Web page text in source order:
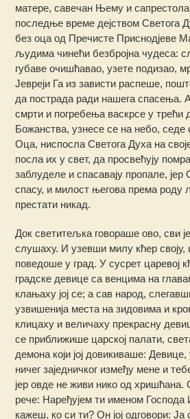
матере, савечан Њему и
последње време дејством Светога
без оца од Пречисте Приснодјеве
људима чинећи безбројна чудеса:
губаве очишћавао, узете подизао,
Јевреји Га из зависти распеше,
да пострада ради нашега спасења.
смрти и погребења васкрсе у трећи
Божанства, узнесе се на небо, седе
Оца, ниспосла Светога Духа на
посла их у свет, да просвећују
заблуделе и спаcавају пропале,
спасу, и милост његова према роду
престати никад.
Док светитељка говораше ово, сви
слушаху. И узевши милу кћер своју,
поведоше у град. У сусрет царевој
градске девице са венцима на
клањаху јој се; а сав народ,
узвишенија места на зидовима и
клицаху и величаху прекрасну
се приближише царској палати,
демона који јој довикиваше:
ничег заједничког између мене и
јер овде не живи нико од
рече: Наређујем ти именом
кажеш, ко си ти? Он јој одговори: